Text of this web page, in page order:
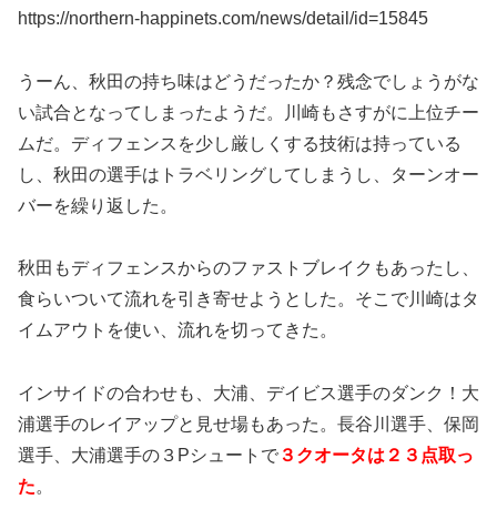
https://northern-happinets.com/news/detail/id=15845
うーん、秋田の持ち味はどうだったか？残念でしょうがな
い試合となってしまったようだ。川崎もさすがに上位チー
ムだ。ディフェンスを少し厳しくする技術は持っている
し、秋田の選手はトラベリングしてしまうし、ターンオー
バーを繰り返した。
秋田もディフェンスからのファストブレイクもあったし、
食らいついて流れを引き寄せようとした。そこで川崎はタ
イムアウトを使い、流れを切ってきた。
インサイドの合わせも、大浦、デイビス選手のダンク！大
浦選手のレイアップと見せ場もあった。長谷川選手、保岡
選手、大浦選手の３Pシュートで ３クオータは２３点取っ
た。